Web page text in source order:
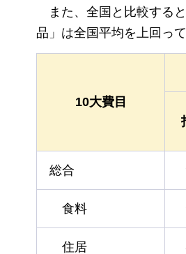
また、全国と比較する
品」は全国平均を上回って
10大費目
総合
食料
住居